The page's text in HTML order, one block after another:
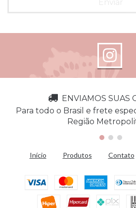
ENVIAMOS SUAS
Para todo o Brasil e frete
Região
Início Produtos Contato